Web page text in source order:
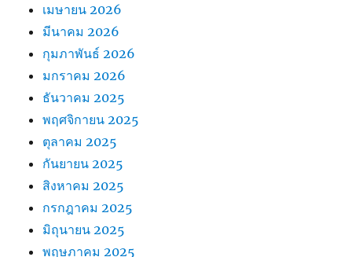
เมษายน 2026
มีนาคม 2026
กุมภาพันธ์ 2026
มกราคม 2026
ธันวาคม 2025
พฤศจิกายน 2025
ตุลาคม 2025
กันยายน 2025
สิงหาคม 2025
กรกฎาคม 2025
มิถุนายน 2025
พฤษภาคม 2025